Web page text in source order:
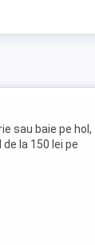
sau baie pe hol,
la 150 lei pe